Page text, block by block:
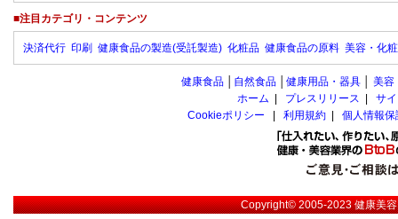
■注目カテゴリ・コンテンツ
決済代行 印刷 健康食品の製造(受託製造) 化粧品 健康食品の原料 美容・化
健康食品 自然食品 健康用品・器具 美容
ホーム
プレスリリース
サ
Cookieポリシー
利用規約 個人情報
Copyright© 2005-2023健康美